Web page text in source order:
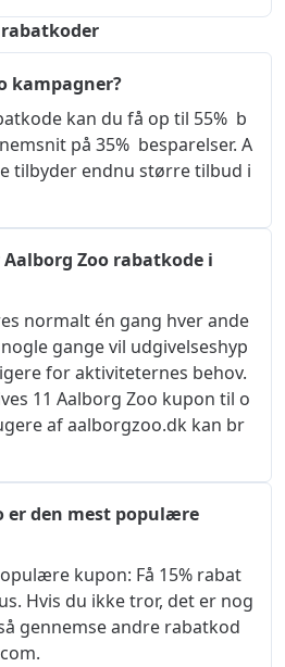
rabatkoder
kampagner?
kan du få op til 55%  b
på 35%  besparelser. A
tilbyder endnu større tilbud i
Zoo rabatkode i
normalt én gang hver ande
gange vil udgivelseshyp
for aktiviteternes behov.
11 Aalborg Zoo kupon til o
af aalborgzoo.dk kan br
er den mest populære
kupon: Få 15% rabat
Hvis du ikke tror, ​​det er nog
gennemse andre rabatkod